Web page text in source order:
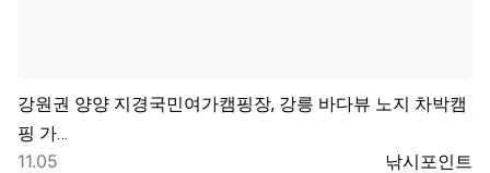
강원권 양양 지경국민여가캠핑장, 강릉 바다뷰 노지 차박캠
핑 가…
등록자
낚시포인트
등록일
11.05